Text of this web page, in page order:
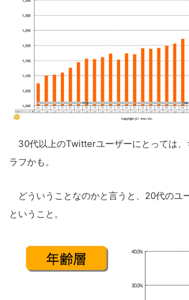
30代以上のTwitterユーザーにとっては、
ラフかも。
どういうことなのかと言うと、20代のユ
ということ。